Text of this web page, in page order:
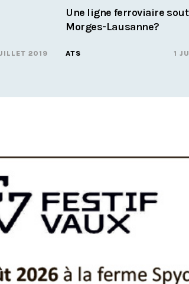
2019
Une ligne ferroviaire
Morges-Lausanne?
ATS 1